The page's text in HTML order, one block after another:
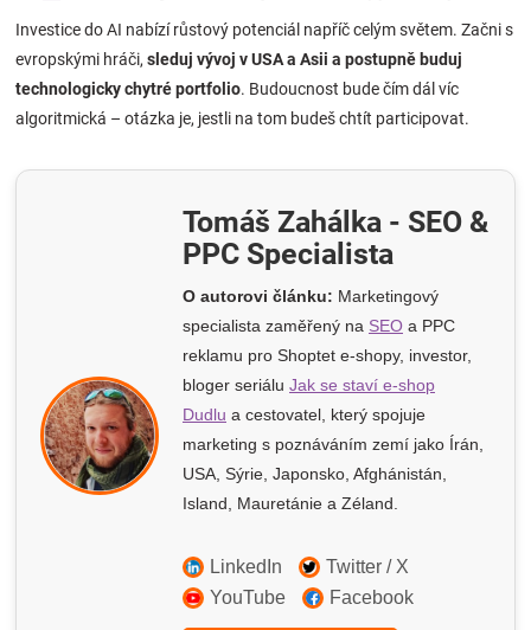
Investice do AI nabízí růstový potenciál napříč celým světem. Začni s
evropskými hráči, sleduj vývoj v USA a Asii a postupně buduj
technologicky chytré portfolio. Budoucnost bude čím dál víc
algoritmická – otázka je, jestli na tom budeš chtít participovat.
Tomáš Zahálka - SEO &
PPC Specialista
O autorovi článku: Marketingový
specialista zaměřený na SEO a PPC
reklamu pro Shoptet e-shopy, investor,
bloger seriálu Jak se staví e-shop
Dudlu a cestovatel, který spojuje
marketing s poznáváním zemí jako Írán,
USA, Sýrie, Japonsko, Afghánistán,
Island, Mauretánie a Zéland.
LinkedIn
Twitter / X
YouTube
Facebook